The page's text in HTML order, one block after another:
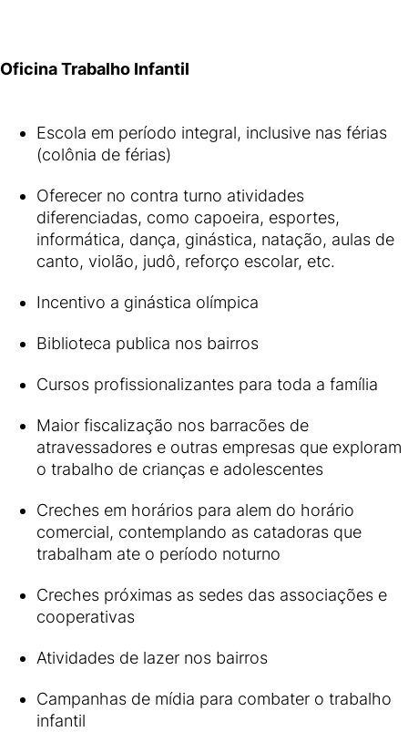
Oficina Trabalho Infantil
Escola em período integral, inclusive nas férias
(colônia de férias)
Oferecer no contra turno atividades
diferenciadas, como capoeira, esportes,
informática, dança, ginástica, natação, aulas de
canto, violão, judô, reforço escolar, etc.
Incentivo a ginástica olímpica
Biblioteca publica nos bairros
Cursos profissionalizantes para toda a família
Maior fiscalização nos barracões de
atravessadores e outras empresas que exploram
o trabalho de crianças e adolescentes
Creches em horários para alem do horário
comercial, contemplando as catadoras que
trabalham ate o período noturno
Creches próximas as sedes das associações e
cooperativas
Atividades de lazer nos bairros
Campanhas de mídia para combater o trabalho
infantil